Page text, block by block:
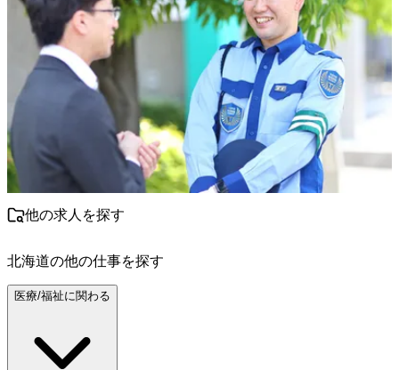
他の求人を探す
北海道の他の仕事を探す
医療/福祉に関わる